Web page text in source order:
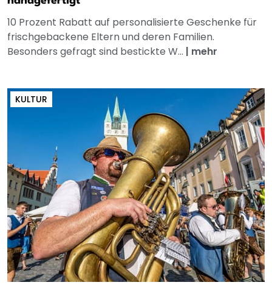
10 Prozent Rabatt auf personalisierte Geschenke für
frischgebackene Eltern und deren Familien.
Besonders gefragt sind bestickte W... | mehr
KULTUR